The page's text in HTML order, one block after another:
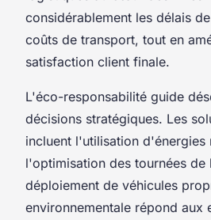
considérablement les délais
coûts de transport, tout en
satisfaction client finale.
L'éco-responsabilité guide
décisions stratégiques. Les
incluent l'utilisation d'énergies
l'optimisation des tournées de
déploiement de véhicules
environnementale répond aux